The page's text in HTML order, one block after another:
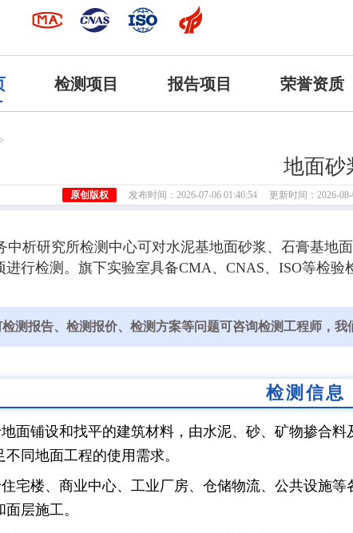
检测项目 报告项目 荣誉资质
地面砂
原创版权 发布时间：2026-07-06 01:46:54 更新时间：2026-
中析研究所检测中心可对水泥基地面砂浆、石膏基地
进行检测。旗下实验室具备CMA、CNAS、ISO等检
测报告、检测报价、检测方案等问题可咨询检测工程师，
检测信息
面铺设和找平的建筑材料，由水泥、砂、矿物掺合
同地面工程的使用需求。
宅楼、商业中心、工业厂房、仓储物流、公共设施
层施工。